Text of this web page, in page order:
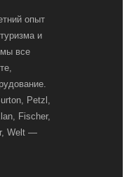
опыт
и
мы все
Petzl,
Fischer,
Welt —